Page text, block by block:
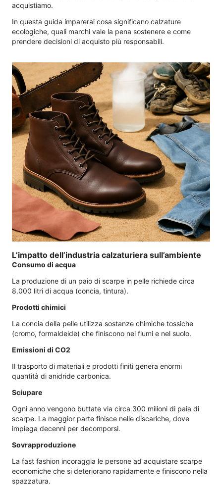
acquistiamo.
In questa guida imparerai cosa significano calzature
ecologiche, quali marchi vale la pena sostenere e come
prendere decisioni di acquisto più responsabili.
L’impatto dell’industria calzaturiera sull’ambiente
Consumo di acqua
La produzione di un paio di scarpe in pelle richiede circa
8.000 litri di acqua (concia, tintura).
Prodotti chimici
La concia della pelle utilizza sostanze chimiche tossiche
(cromo, formaldeide) che finiscono nei fiumi e nel suolo.
Emissioni di CO2
Il trasporto di materiali e prodotti finiti genera enormi
quantità di anidride carbonica.
Sciupare
Ogni anno vengono buttate via circa 300 milioni di paia di
scarpe. La maggior parte finisce nelle discariche, dove
impiega decenni per decomporsi.
Sovrapproduzione
La fast fashion incoraggia le persone ad acquistare scarpe
economiche che si deteriorano rapidamente e finiscono nella
spazzatura.